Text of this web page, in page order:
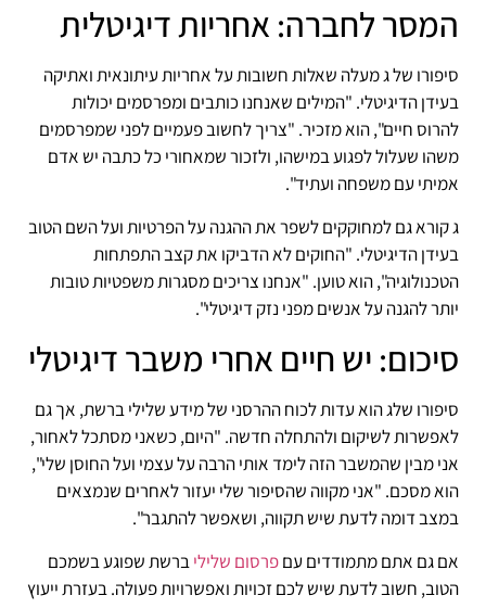
המסר לחברה: אחריות דיגיטלית
סיפורו של ג מעלה שאלות חשובות על אחריות עיתונאית ואתיקה
בעידן הדיגיטלי. "המילים שאנחנו כותבים ומפרסמים יכולות
להרוס חיים", הוא מזכיר. "צריך לחשוב פעמיים לפני שמפרסמים
משהו שעלול לפגוע במישהו, ולזכור שמאחורי כל כתבה יש אדם
אמיתי עם משפחה ועתיד".
ג קורא גם למחוקקים לשפר את ההגנה על הפרטיות ועל השם הטוב
בעידן הדיגיטלי. "החוקים לא הדביקו את קצב התפתחות
הטכנולוגיה", הוא טוען. "אנחנו צריכים מסגרות משפטיות טובות
יותר להגנה על אנשים מפני נזק דיגיטלי".
סיכום: יש חיים אחרי משבר דיגיטלי
סיפורו שלג הוא עדות לכוח ההרסני של מידע שלילי ברשת, אך גם
לאפשרות לשיקום ולהתחלה חדשה. "היום, כשאני מסתכל לאחור,
אני מבין שהמשבר הזה לימד אותי הרבה על עצמי ועל החוסן שלי",
הוא מסכם. "אני מקווה שהסיפור שלי יעזור לאחרים שנמצאים
במצב דומה לדעת שיש תקווה, ושאפשר להתגבר".
אם גם אתם מתמודדים עםפרסום שליליברשת שפוגע בשמכם
הטוב, חשוב לדעת שיש לכם זכויות ואפשרויות פעולה. בעזרת ייעוץ